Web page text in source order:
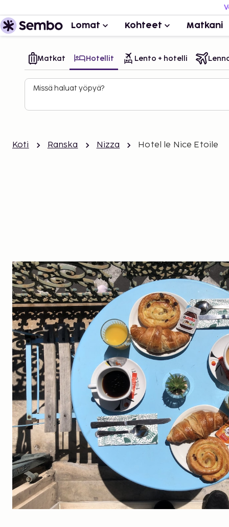
Lomat Kohteet Matkani
Matkat Hotellit Lento + hotelli
Missä haluat yöpyä?
Koti Ranska Nizza Hotel le Nice Etoile